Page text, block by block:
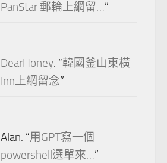
PanStar 郵輪上網留…”
DearHoney: “韓國釜山東橫
Inn上網留念”
Alan: “用GPT寫一個
powershell選單來…”